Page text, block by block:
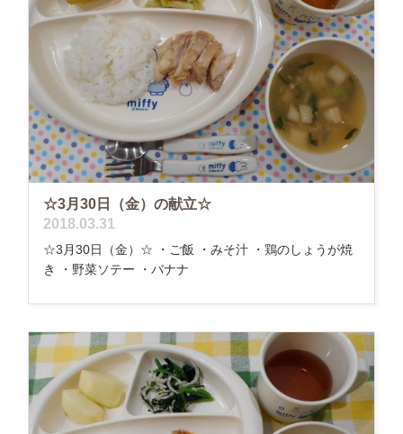
☆3月30日（金）の献立☆
2018.03.31
☆3月30日（金）☆ ・ご飯 ・みそ汁 ・鶏のしょうが焼
き ・野菜ソテー ・バナナ